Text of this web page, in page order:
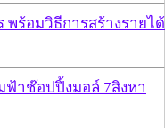
พร้อมวิธีการสร้างรายได้
าช๊อปปิ้งมอล์ 7สิงหา